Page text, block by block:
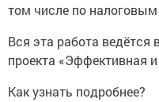
том числе по
Вся эта работа ведётся
проекта «Эффективная
Как узнать подробнее?